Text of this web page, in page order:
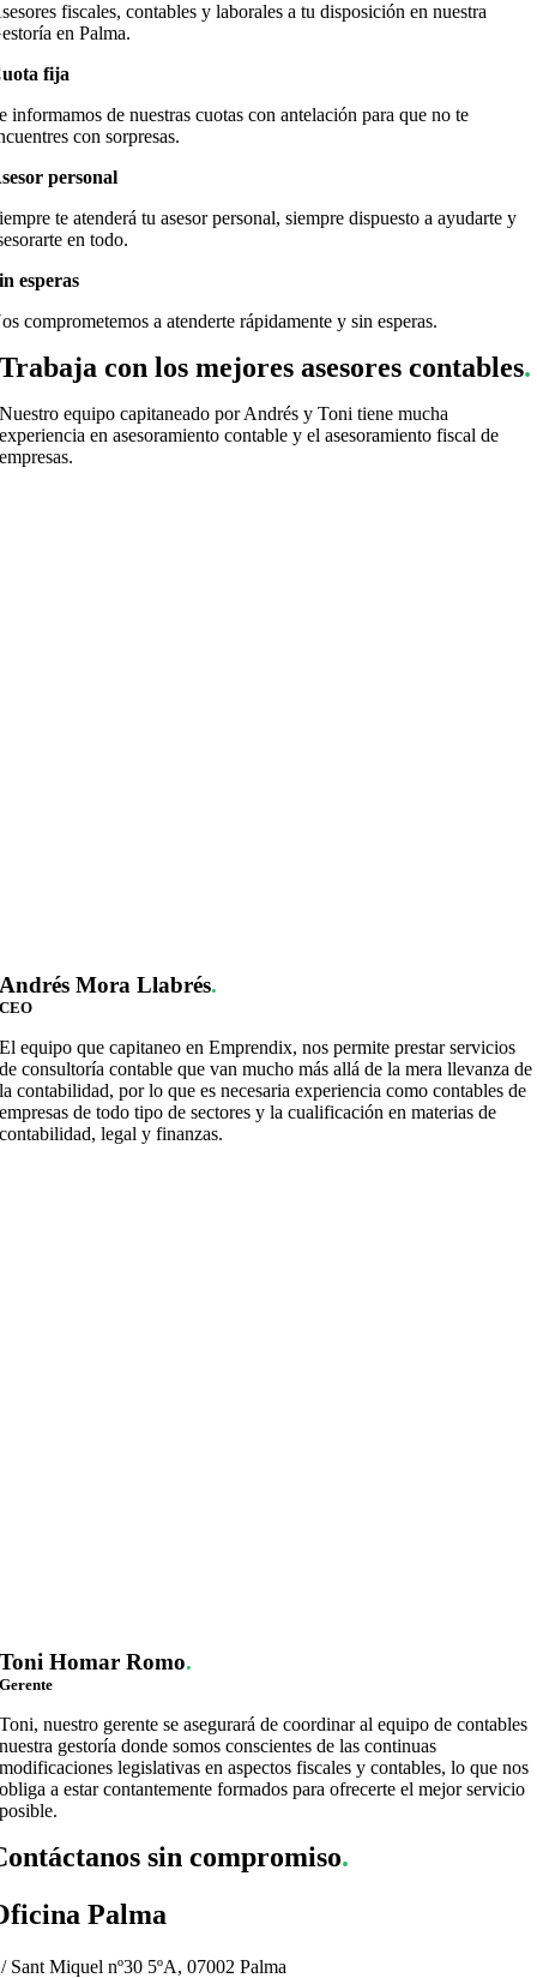
fiscales, contables y laborales a tu disposición en nuestra
en Palma.
fija
informamos de nuestras cuotas con antelación para que no te
con sorpresas.
personal
te atenderá tu asesor personal, siempre dispuesto a ayudarte y
en todo.
esperas
comprometemos a atenderte rápidamente y sin esperas.
Trabaja con los mejores asesores contables.
Nuestro equipo capitaneado por Andrés y Toni tiene mucha
experiencia en asesoramiento contable y el asesoramiento fiscal de
empresas.
Andrés Mora Llabrés.
CEO
El equipo que capitaneo en Emprendix, nos permite prestar servicios
de consultoría contable que van mucho más allá de la mera llevanza de
la contabilidad, por lo que es necesaria experiencia como contables de
empresas de todo tipo de sectores y la cualificación en materias de
contabilidad, legal y finanzas.
Toni Homar Romo.
Gerente
Toni, nuestro gerente se asegurará de coordinar al equipo de contables
nuestra gestoría donde somos conscientes de las continuas
modificaciones legislativas en aspectos fiscales y contables, lo que nos
obliga a estar contantemente formados para ofrecerte el mejor servicio
posible.
sin compromiso.
Palma
Sant Miquel nº30 5ºA, 07002 Palma